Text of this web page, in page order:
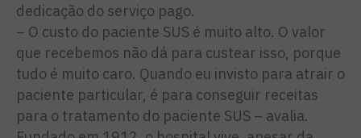
dedicação do serviço pago.
– O custo do paciente SUS é muito alto. O valor
que recebemos não dá para custear isso, porque
tudo é muito caro. Quando eu invisto para atrair o
paciente particular, é para conseguir receitas
para o tratamento do paciente SUS – avalia.